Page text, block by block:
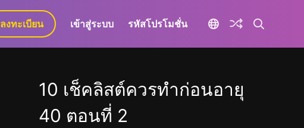
GaLa+
ลงทะเบียน เข้าสู่ระบบ รหัสโปรโมชั่น
10 เช็คลิสต์ควรทำก่อนอายุ
40 ตอนที่ 2